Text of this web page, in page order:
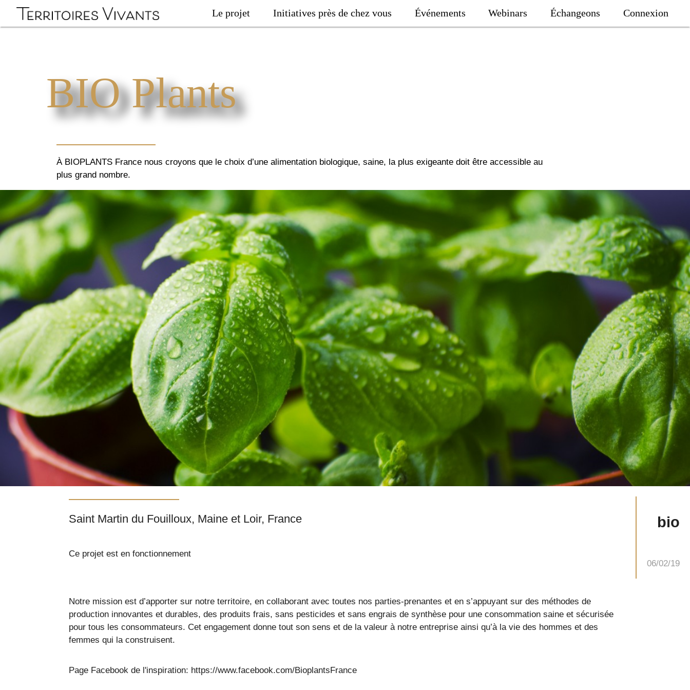
Le projet Initiatives près de chez vous Événements Webinars Échangeons Connexion
BIO Plants
À BIOPLANTS France nous croyons que le choix d’une alimentation biologique, saine, la plus exigeante doit être accessible au
plus grand nombre.
06/02/19
bio
Saint Martin du Fouilloux, Maine et Loir, France
Ce projet est en fonctionnement
Notre mission est d’apporter sur notre territoire, en collaborant avec toutes nos parties-prenantes et en s’appuyant sur des méthodes de
production innovantes et durables, des produits frais, sans pesticides et sans engrais de synthèse pour une consommation saine et sécurisée
pour tous les consommateurs. Cet engagement donne tout son sens et de la valeur à notre entreprise ainsi qu’à la vie des hommes et des
femmes qui la construisent.
Page Facebook de l'inspiration: https://www.facebook.com/BioplantsFrance